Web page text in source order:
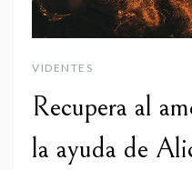
VIDENTES
Recupera al
la ayuda de